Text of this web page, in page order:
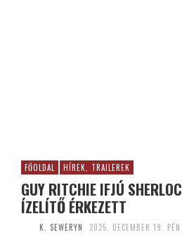
FŐOLDAL HÍREK, TRAILEREK
GUY RITCHIE IFJÚ
ÍZELÍTŐ ÉRKEZETT
K. SEWERYN 2025. DECEMBER 19.